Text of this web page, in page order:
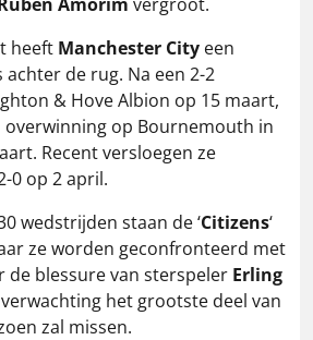
heeft Manchester City een
achter de rug. Na een 2-2
& Hove Albion op 15 maart,
overwinning op Bournemouth in
Recent versloegen ze
0 op 2 april.
wedstrijden staan de ‘Citizens‘
ze worden geconfronteerd met
de blessure van sterspeler Erling
het grootste deel van
zal missen.